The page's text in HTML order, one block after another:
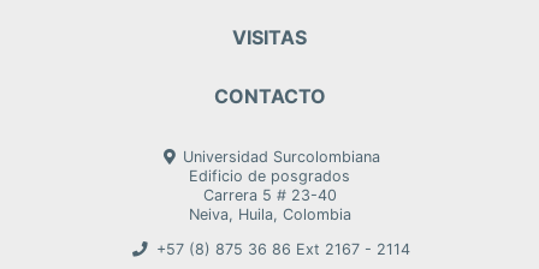
VISITAS
CONTACTO
Universidad Surcolombiana
Edificio de posgrados
Carrera 5 # 23-40
Neiva, Huila, Colombia
+57 (8) 875 36 86 Ext 2167 - 2114